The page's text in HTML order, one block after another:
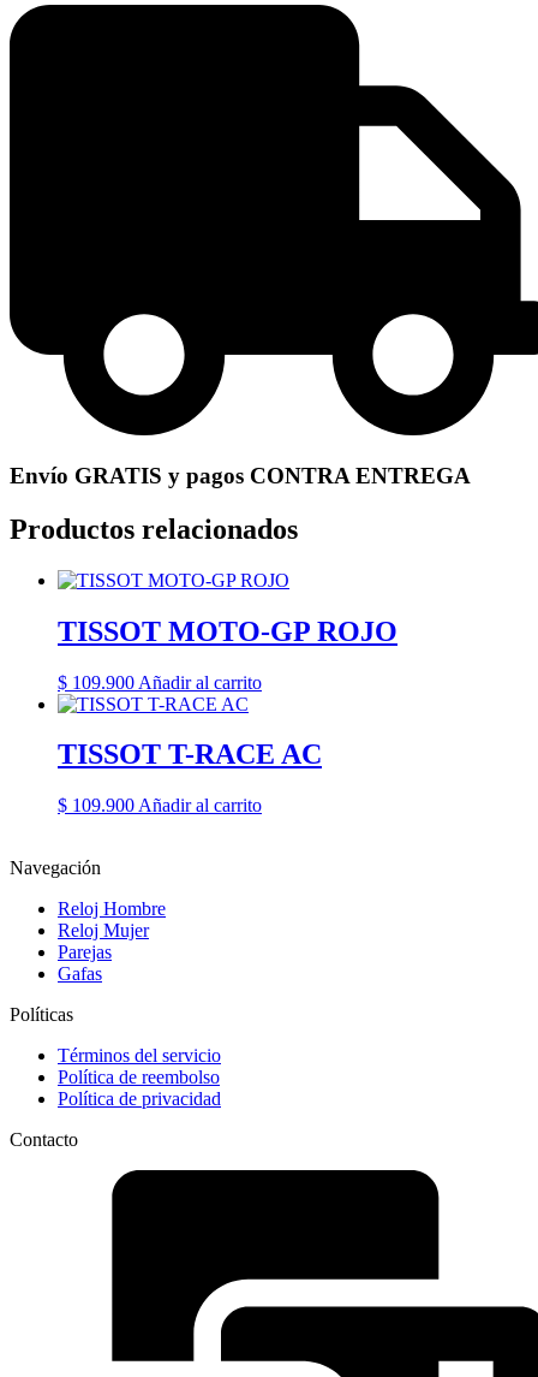
Envío GRATIS y pagos CONTRA ENTREGA
Productos relacionados
TISSOT MOTO-GP ROJO
$ 109.900 Añadir al carrito
TISSOT T-RACE AC
$ 109.900 Añadir al carrito
Navegación
Reloj Hombre
Reloj Mujer
Parejas
Gafas
Políticas
Términos del servicio
Política de reembolso
Política de privacidad
Contacto